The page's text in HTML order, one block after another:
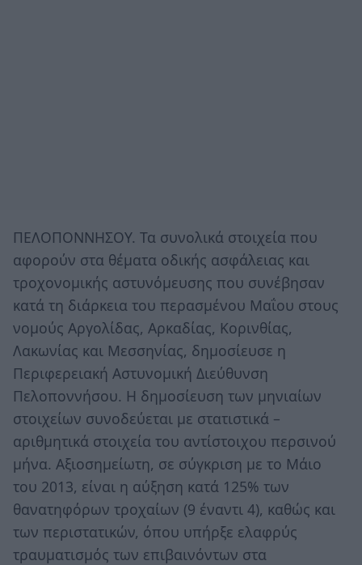
ΠΕΛΟΠΟΝΝΗΣΟΥ. Τα συνολικά στοιχεία που
αφορούν στα θέματα οδικής ασφάλειας και
τροχονομικής αστυνόμευσης που συνέβησαν
κατά τη διάρκεια του περασμένου Μαΐου στους
νομούς Αργολίδας, Αρκαδίας, Κορινθίας,
Λακωνίας και Μεσσηνίας, δημοσίευσε η
Περιφερειακή Αστυνομική Διεύθυνση
Πελοποννήσου. Η δημοσίευση των μηνιαίων
στοιχείων συνοδεύεται με στατιστικά –
αριθμητικά στοιχεία του αντίστοιχου περσινού
μήνα. Αξιοσημείωτη, σε σύγκριση με το Μάιο
του 2013, είναι η αύξηση κατά 125% των
θανατηφόρων τροχαίων (9 έναντι 4), καθώς και
των περιστατικών, όπου υπήρξε ελαφρύς
τραυματισμός των επιβαινόντων στα